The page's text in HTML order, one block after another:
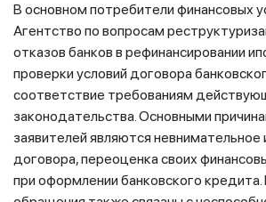
В основном потребители финансовых
Агентство по вопросам
отказов банков в рефинансировании
проверки условий договора
соответствие требованиям
законодательства. Основными
заявителей являются невнимательное
договора, переоценка своих
при оформлении банковского